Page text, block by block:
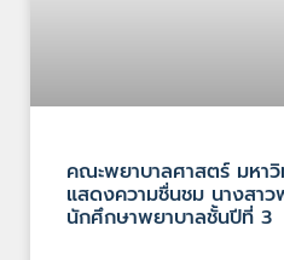
คณะพยาบาลศาสตร์ มหา
แสดงความชื่นชม นางสา
นักศึกษาพยาบาลชั้นปีที่ 3